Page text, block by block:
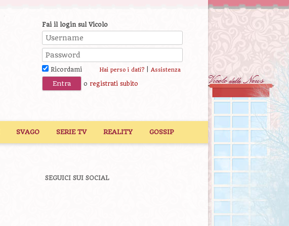
Fai il login sul Vicolo
Ricordami Hai perso i dati?| Assistenza
o registrati subito
SVAGO SERIE TV REALITY GOSSIP
SEGUICI SUI SOCIAL